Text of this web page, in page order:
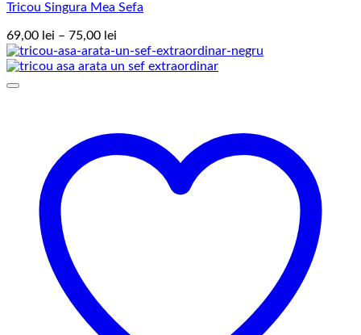
Tricou Singura Mea Sefa
69,00 lei – 75,00 lei
de
prețuri: